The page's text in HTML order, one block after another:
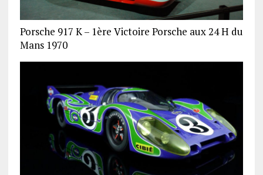
Porsche 917 K – 1ère Victoire Porsche aux 24 H du
Mans 1970